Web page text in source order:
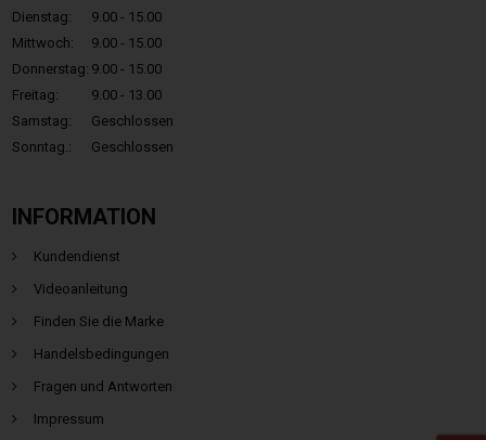
Dienstag:
9.00 - 15.00
Mittwoch:
9.00 - 15.00
Donnerstag: 9.00 - 15.00
Freitag:
9.00 - 13.00
Samstag:
Geschlossen
Sonntag.:
Geschlossen
INFORMATION
Kundendienst
Videoanleitung
Finden Sie die Marke
Handelsbedingungen
Fragen und Antworten
Impressum